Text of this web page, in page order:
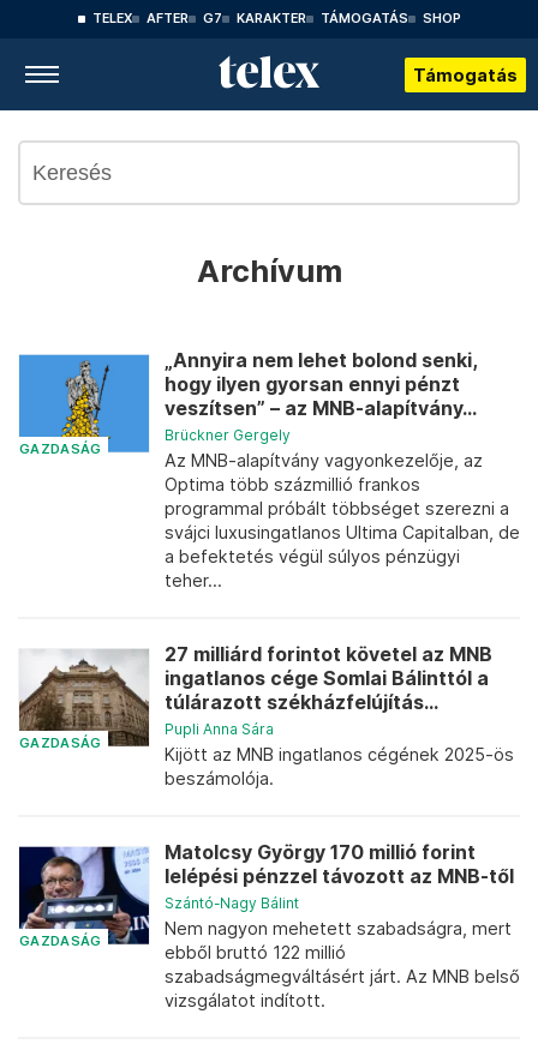
TELEX AFTER G7 KARAKTER TÁMOGATÁS SHOP
Támogatás
Archívum
GAZDASÁG
„Annyira nem lehet bolond senki,
hogy ilyen gyorsan ennyi pénzt
veszítsen” – az MNB-alapítvány...
Brückner Gergely
Az MNB-alapítvány vagyonkezelője, az
Optima több százmillió frankos
programmal próbált többséget szerezni a
svájci luxusingatlanos Ultima Capitalban, de
a befektetés végül súlyos pénzügyi
teher...
GAZDASÁG
27 milliárd forintot követel az MNB
ingatlanos cége Somlai Bálinttól a
túlárazott székházfelújítás...
Pupli Anna Sára
Kijött az MNB ingatlanos cégének 2025-ös
beszámolója.
GAZDASÁG
Matolcsy György 170 millió forint
lelépési pénzzel távozott az MNB-től
Szántó-Nagy Bálint
Nem nagyon mehetett szabadságra, mert
ebből bruttó 122 millió
szabadságmegváltásért járt. Az MNB belső
vizsgálatot indított.